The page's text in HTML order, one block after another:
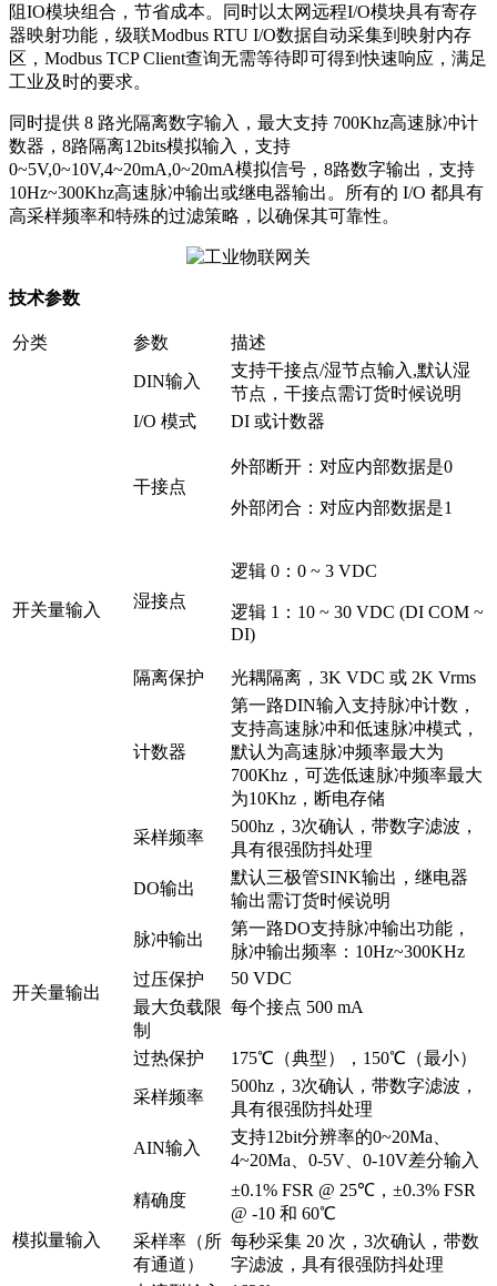
阻IO模块组合，节省成本。同时以太网远程I/O模块具有寄存
器映射功能，级联Modbus RTU I/O数据自动采集到映射内存
区，Modbus TCP Client查询无需等待即可得到快速响应，满足
工业及时的要求。
同时提供 8 路光隔离数字输入，最大支持 700Khz高速脉冲计
数器，8路隔离12bits模拟输入，支持
0~5V,0~10V,4~20mA,0~20mA模拟信号，8路数字输出，支持
10Hz~300Khz高速脉冲输出或继电器输出。所有的 I/O 都具有
高采样频率和特殊的过滤策略，以确保其可靠性。
技术参数
分类 参数 描述
开关量输入
DIN输入
支持干接点/湿节点输入,默认湿
节点，干接点需订货时候说明
I/O 模式
DI 或计数器
干接点
外部断开：对应内部数据是0
外部闭合：对应内部数据是1
湿接点
逻辑 0：0 ~ 3 VDC
逻辑 1：10 ~ 30 VDC (DI COM ~
DI)
隔离保护 光耦隔离，3K VDC 或 2K Vrms
计数器
第一路DIN输入支持脉冲计数，
支持高速脉冲和低速脉冲模式，
默认为高速脉冲频率最大为
700Khz，可选低速脉冲频率最大
为10Khz，断电存储
采样频率
500hz，3次确认，带数字滤波，
具有很强防抖处理
开关量输出
DO输出
默认三极管SINK输出，继电器
输出需订货时候说明
脉冲输出
第一路DO支持脉冲输出功能，
脉冲输出频率：10Hz~300KHz
过压保护
50 VDC
最大负载限
制
每个接点 500 mA
过热保护 175℃（典型），150℃（最小）
采样频率
500hz，3次确认，带数字滤波，
具有很强防抖处理
模拟量输入
AIN输入
支持12bit分辨率的0~20Ma、
4~20Ma、0-5V、0-10V差分输入
精确度
±0.1% FSR @ 25℃，±0.3% FSR
@ -10 和 60℃
采样率（所
有通道）
每秒采集 20 次，3次确认，带数
字滤波，具有很强防抖处理